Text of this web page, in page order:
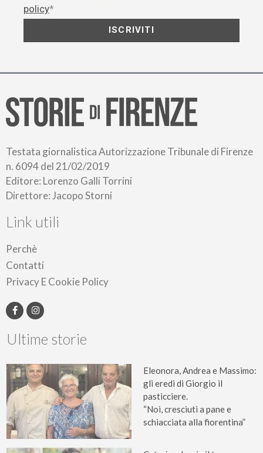
policy*
ISCRIVITI
Testata giornalistica Autorizzazione Tribunale di Firenze
n. 6094 del 21/02/2019
Editore: Lorenzo Galli Torrini
Direttore: Jacopo Storni
Link utili
Perchè
Contatti
Privacy E Cookie Policy
Ultime storie
Eleonora, Andrea e Massimo:
gli eredi di Giorgio il
pasticciere.
“Noi, cresciuti a pane e
schiacciata alla fiorentina”